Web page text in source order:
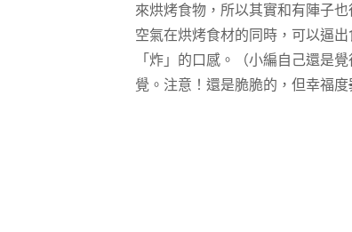
來烘烤食物，所以其實和有陣子
空氣在烘烤食材的同時，可以逼
「炸」的口感。（小編自己還是
覺。注意！還是脆脆的，但幸福度